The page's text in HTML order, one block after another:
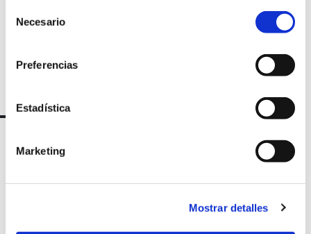
Necesario
Preferencias
Estadística
Marketing
Mostrar detalles